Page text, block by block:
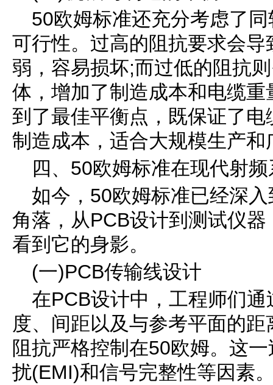
50欧姆标准还充分考虑了
可行性。过高的阻抗要求会
弱，容易损坏;而过低的阻抗
体，增加了制造成本和电缆
到了最佳平衡点，既保证了
制造成本，适合大规模生产和
四、50欧姆标准在现代射
如今，50欧姆标准已经深
角落，从PCB设计到测试仪
看到它的身影。
(一)PCB传输线设计
在PCB设计中，工程师们
度、间距以及与参考平面的
阻抗严格控制在50欧姆。这
扰(EMI)和信号完整性等因素